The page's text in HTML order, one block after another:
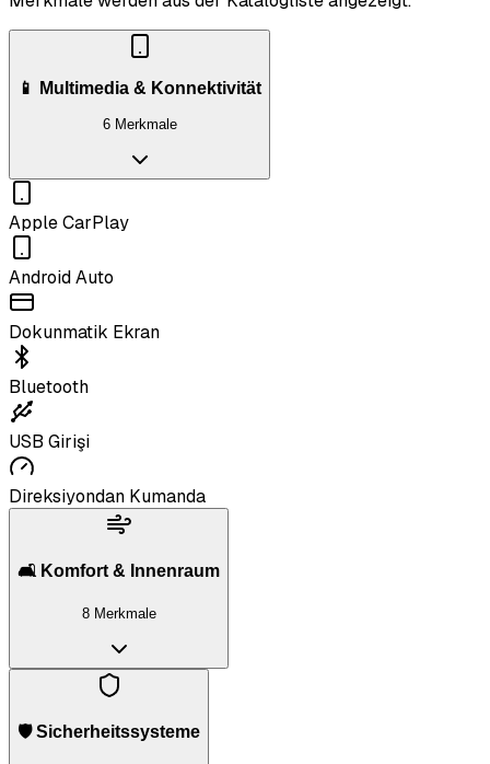
📱 Multimedia & Konnektivität
6 Merkmale
Apple CarPlay
Android Auto
Dokunmatik Ekran
Bluetooth
USB Girişi
Direksiyondan Kumanda
🛋️ Komfort & Innenraum
8 Merkmale
🛡️ Sicherheitssysteme